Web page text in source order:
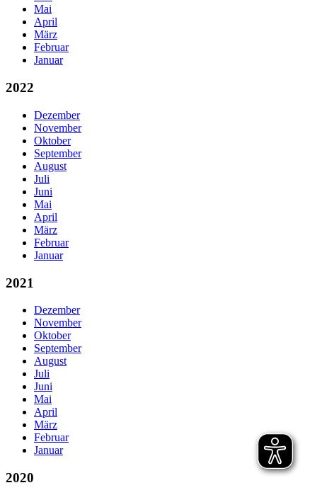
Mai
April
März
Februar
Januar
2022
Dezember
November
Oktober
September
August
Juli
Juni
Mai
April
März
Februar
Januar
2021
Dezember
November
Oktober
September
August
Juli
Juni
Mai
April
März
Februar
Januar
2020